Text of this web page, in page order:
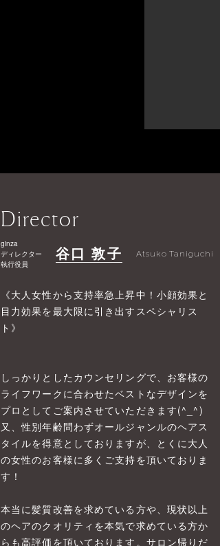
Director
ginza
ディレクター
執行役員
谷口 敦子 Atsuko Taniguchi
《大人女性から支持率急上昇中！小顔効果と
目力効果を最大限に引き出すスペシャリス
ト》
しっかりとしたカウンセリングで、お客様の
ライフワークに合わせたベストなデザインを
プロとしてご案内させていただきます(^_^)
又、性別年齢問わずオールジャンルのヘアス
タイルを得意としておりますが、とくに大人
の女性のお客様に多くご支持を頂いておりま
す！
本当に髪質改善を求めている方や、現状以上
のヘアのクオリティを本気で求めている方か
らも高評価を頂いております。サロン帰りだ